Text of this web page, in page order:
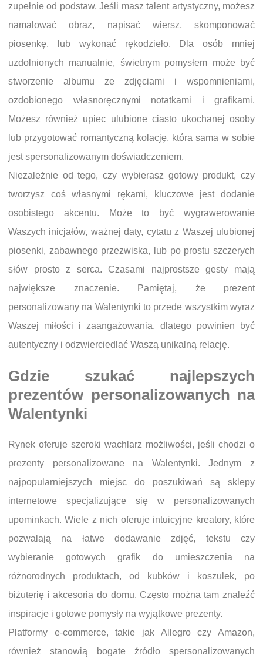
zupełnie od podstaw. Jeśli masz talent artystyczny, możesz
namalować obraz, napisać wiersz, skomponować
piosenkę, lub wykonać rękodzieło. Dla osób mniej
uzdolnionych manualnie, świetnym pomysłem może być
stworzenie albumu ze zdjęciami i wspomnieniami,
ozdobionego własnoręcznymi notatkami i grafikami.
Możesz również upiec ulubione ciasto ukochanej osoby
lub przygotować romantyczną kolację, która sama w sobie
jest spersonalizowanym doświadczeniem.
Niezależnie od tego, czy wybierasz gotowy produkt, czy
tworzysz coś własnymi rękami, kluczowe jest dodanie
osobistego akcentu. Może to być wygrawerowanie
Waszych inicjałów, ważnej daty, cytatu z Waszej ulubionej
piosenki, zabawnego przezwiska, lub po prostu szczerych
słów prosto z serca. Czasami najprostsze gesty mają
największe znaczenie. Pamiętaj, że prezent
personalizowany na Walentynki to przede wszystkim wyraz
Waszej miłości i zaangażowania, dlatego powinien być
autentyczny i odzwierciedlać Waszą unikalną relację.
Gdzie szukać najlepszych
prezentów personalizowanych na
Walentynki
Rynek oferuje szeroki wachlarz możliwości, jeśli chodzi o
prezenty personalizowane na Walentynki. Jednym z
najpopularniejszych miejsc do poszukiwań są sklepy
internetowe specjalizujące się w personalizowanych
upominkach. Wiele z nich oferuje intuicyjne kreatory, które
pozwalają na łatwe dodawanie zdjęć, tekstu czy
wybieranie gotowych grafik do umieszczenia na
różnorodnych produktach, od kubków i koszulek, po
biżuterię i akcesoria do domu. Często można tam znaleźć
inspiracje i gotowe pomysły na wyjątkowe prezenty.
Platformy e-commerce, takie jak Allegro czy Amazon,
również stanowią bogate źródło spersonalizowanych